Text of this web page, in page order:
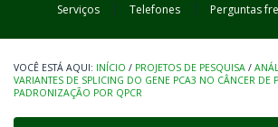
Serviços Telefones Perguntas
INÍCIO / PROJETOS DE PESQUISA /
VARIANTES DE SPLICING DO GENE PCA3 NO CÂNCER DE
PADRONIZAÇÃO POR QPCR